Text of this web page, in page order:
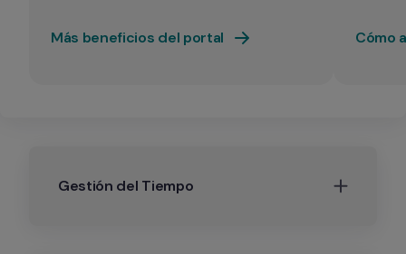
Más beneficios del portal Cómo
Gestión del Tiempo